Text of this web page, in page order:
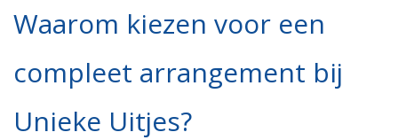
Waarom kiezen voor een
compleet arrangement bij
Unieke Uitjes?